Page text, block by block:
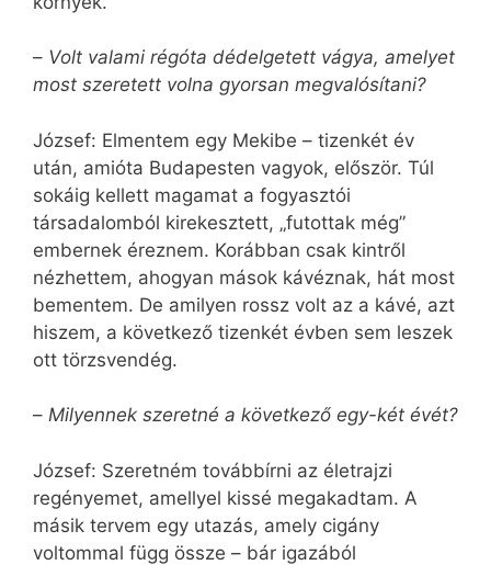
– Volt valami régóta dédelgetett vágya, amelyet
most szeretett volna gyorsan megvalósítani?
József: Elmentem egy Mekibe – tizenkét év
után, amióta Budapesten vagyok, először. Túl
sokáig kellett magamat a fogyasztói
társadalomból kirekesztett, „futottak még”
embernek éreznem. Korábban csak kintről
nézhettem, ahogyan mások kávéznak, hát most
bementem. De amilyen rossz volt az a kávé, azt
hiszem, a következő tizenkét évben sem leszek
ott törzsvendég.
– Milyennek szeretné a következő egy-két évét?
József: Szeretném továbbírni az életrajzi
regényemet, amellyel kissé megakadtam. A
másik tervem egy utazás, amely cigány
voltommal függ össze – bár igazából